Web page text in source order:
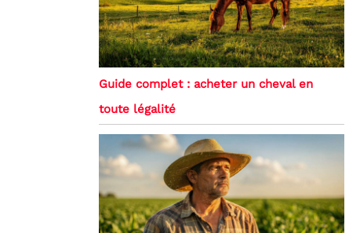
Guide complet : acheter un cheval en
toute légalité